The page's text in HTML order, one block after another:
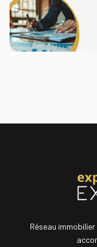
Réseau